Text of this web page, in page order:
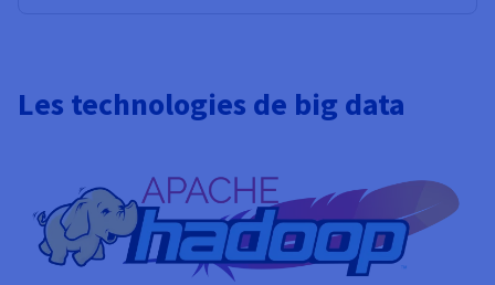
Les technologies de big data